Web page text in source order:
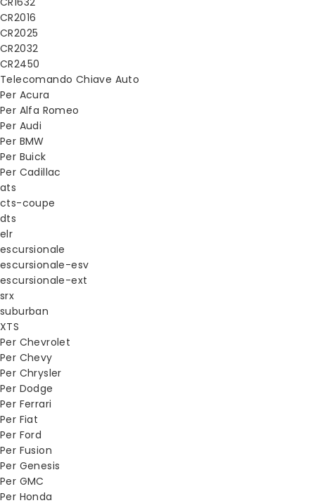
CR2016
CR2025
CR2032
CR2450
Telecomando Chiave Auto
Per Acura
Per Alfa Romeo
Per Audi
Per BMW
Per Buick
Per Cadillac
ats
cts-coupe
dts
elr
escursionale
escursionale-esv
escursionale-ext
srx
suburban
XTS
Per Chevrolet
Per Chevy
Per Chrysler
Per Dodge
Per Ferrari
Per Fiat
Per Ford
Per Fusion
Per Genesis
Per GMC
Per Honda